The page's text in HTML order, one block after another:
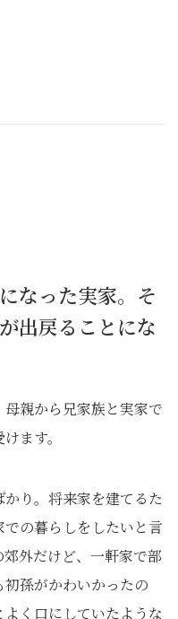
なった実家。そ
出戻ることにな
親から兄家族と実家で
ます。
かり。将来家を建てるた
の暮らしをしたいと言
外だけど、一軒家で部
孫がかわいかったの
く口にしていたような